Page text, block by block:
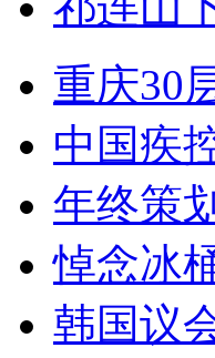
重庆30
中国疾
年终策
悼念冰
韩国议